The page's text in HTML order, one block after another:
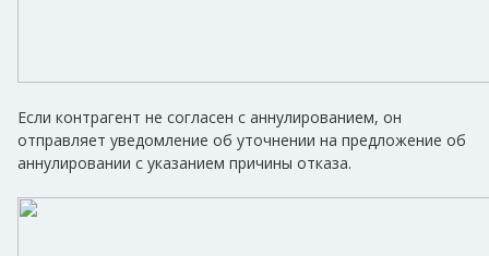
Если контрагент не согласен с аннулированием, он
отправляет уведомление об уточнении на предложение об
аннулировании с указанием причины отказа.